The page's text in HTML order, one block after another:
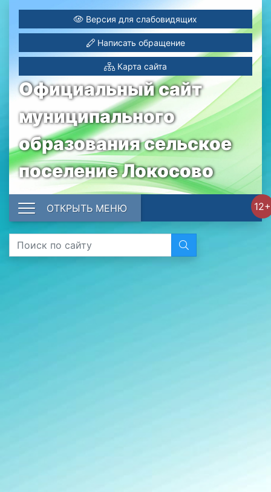
Официальный сайт
муниципального
образования сельское
поселение Локосово
Версия для слабовидящих
Написать обращение
Карта сайта
12+
ОТКРЫТЬ МЕНЮ